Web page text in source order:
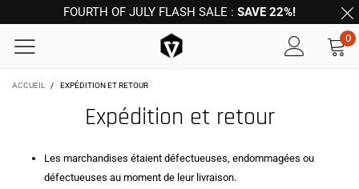
FOURTH OF JULY FLASH SALE : SAVE 22%!
0
ACCUEIL / EXPÉDITION ET RETOUR
Expédition et retour
Les marchandises étaient défectueuses, endommagées ou
défectueuses au moment de leur livraison.